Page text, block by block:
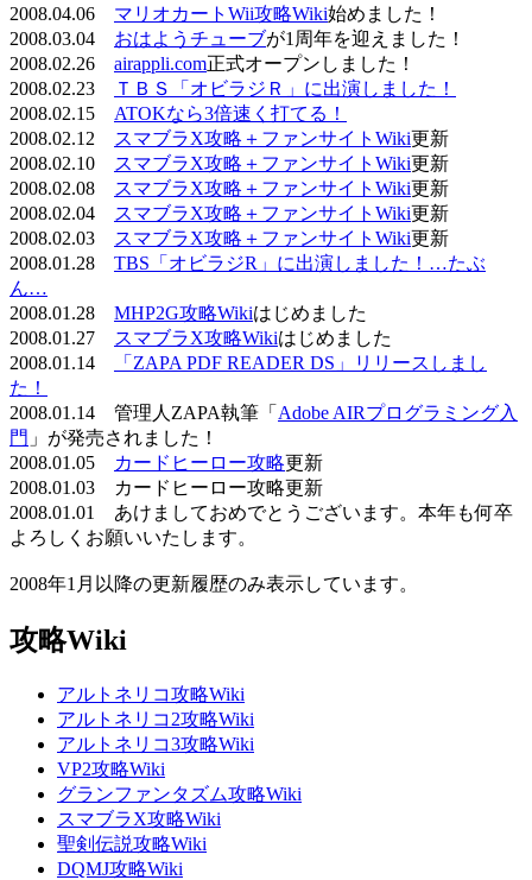
2008.04.06 マリオカートWii攻略Wiki始めました！
2008.03.04 おはようチューブが1周年を迎えました！
2008.02.26 airappli.com正式オープンしました！
2008.02.23
ＴＢＳ「オビラジＲ」に出演しました！
2008.02.15 ATOKなら3倍速く打てる！
2008.02.12
スマブラX攻略＋ファンサイトWiki更新
2008.02.10
スマブラX攻略＋ファンサイトWiki更新
2008.02.08
スマブラX攻略＋ファンサイトWiki更新
2008.02.04
スマブラX攻略＋ファンサイトWiki更新
2008.02.03
スマブラX攻略＋ファンサイトWiki更新
2008.01.28 TBS「オビラジR」に出演しました！…たぶ
ん…
2008.01.28 MHP2G攻略Wikiはじめました
2008.01.27
スマブラX攻略Wikiはじめました
2008.01.14
「ZAPA PDF READER DS」リリースしまし
た！
2008.01.14 管理人ZAPA執筆「 Adobe AIRプログラミング入
門 」が発売されました！
2008.01.05
カードヒーロー攻略更新
2008.01.03 カードヒーロー攻略更新
2008.01.01 あけましておめでとうございます。本年も何卒
よろしくお願いいたします。
2008年1月以降の更新履歴のみ表示しています。
攻略Wiki
アルトネリコ攻略Wiki
アルトネリコ2攻略Wiki
アルトネリコ3攻略Wiki
VP2攻略Wiki
グランファンタズム攻略Wiki
スマブラX攻略Wiki
聖剣伝説攻略Wiki
DQMJ攻略Wiki